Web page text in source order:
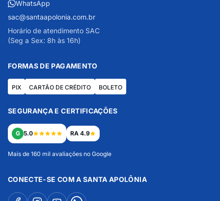
WhatsApp
sac@santaapolonia.com.br
Horário de atendimento SAC
(Seg a Sex: 8h às 16h)
FORMAS DE PAGAMENTO
PIX CARTÃO DE CRÉDITO BOLETO
SEGURANÇA E CERTIFICAÇÕES
G 5.0 RA 4.9
Mais de 160 mil avaliações no Google
CONECTE-SE COM A SANTA APOLÔNIA